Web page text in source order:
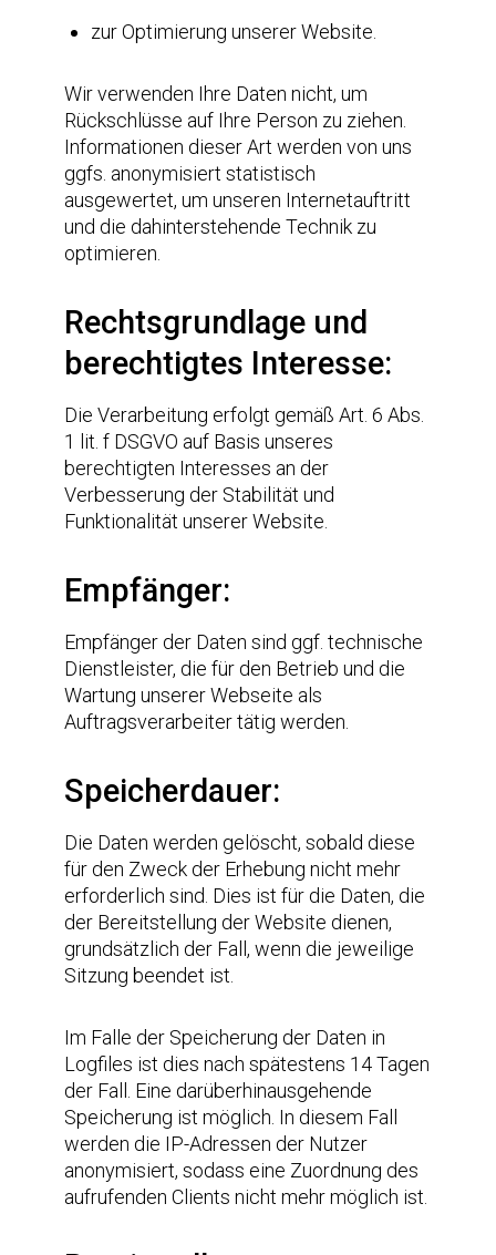
zur Optimierung unserer Website.
Wir verwenden Ihre Daten nicht, um
Rückschlüsse auf Ihre Person zu ziehen.
Informationen dieser Art werden von uns
ggfs. anonymisiert statistisch
ausgewertet, um unseren Internetauftritt
und die dahinterstehende Technik zu
optimieren.
Rechtsgrundlage und
berechtigtes Interesse:
Die Verarbeitung erfolgt gemäß Art. 6 Abs.
1 lit. f DSGVO auf Basis unseres
berechtigten Interesses an der
Verbesserung der Stabilität und
Funktionalität unserer Website.
Empfänger:
Empfänger der Daten sind ggf. technische
Dienstleister, die für den Betrieb und die
Wartung unserer Webseite als
Auftragsverarbeiter tätig werden.
Speicherdauer:
Die Daten werden gelöscht, sobald diese
für den Zweck der Erhebung nicht mehr
erforderlich sind. Dies ist für die Daten, die
der Bereitstellung der Website dienen,
grundsätzlich der Fall, wenn die jeweilige
Sitzung beendet ist.
Im Falle der Speicherung der Daten in
Logfiles ist dies nach spätestens 14 Tagen
der Fall. Eine darüberhinausgehende
Speicherung ist möglich. In diesem Fall
werden die IP-Adressen der Nutzer
anonymisiert, sodass eine Zuordnung des
aufrufenden Clients nicht mehr möglich ist.